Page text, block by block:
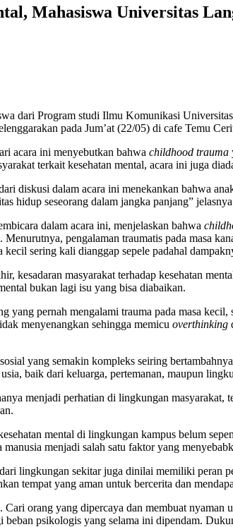
Mahasiswa Universitas
dari Program studi Ilmu Komunikasi
pada Jum’at (22/05) di cafe Temu
acara ini menyebutkan bahwa childhood trauma
terkait kesehatan mental, acara ini juga
diskusi dalam acara ini menekankan bahwa
hidup seseorang dalam jangka panjang”
dalam acara ini, menjelaskan bahwa
Menurutnya, pengalaman traumatis pada masa
kecil sering kali dianggap sepele padahal
kesadaran masyarakat terhadap kesehatan
bukan lagi isu yang bisa diabaikan.
yang pernah mengalami trauma pada masa
menyenangkan sehingga memicu overthinking
yang semakin kompleks seiring
baik dari keluarga, pertemanan, maupun
menjadi perhatian di lingkungan
mental di lingkungan kampus belum
menjadi salah satu faktor yang
lingkungan sekitar juga dinilai memiliki peran
tempat yang aman untuk bercerita dan
Cari orang yang dipercaya dan membuat
beban psikologis yang selama ini dipendam.